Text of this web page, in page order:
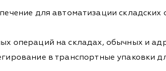
для автоматизации
операций на складах, обычных и
в транспортные упаковки